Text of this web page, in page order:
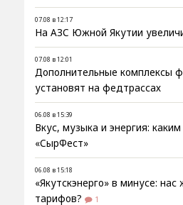
07.08 в 12:17
На АЗС Южной Якутии
07.08 в 12:01
Дополнительные комплексы
установят на федтрассах
06.08 в 15:39
Вкус, музыка и энергия:
«СырФест»
06.08 в 15:18
«Якутскэнерго» в минусе:
тарифов?
1